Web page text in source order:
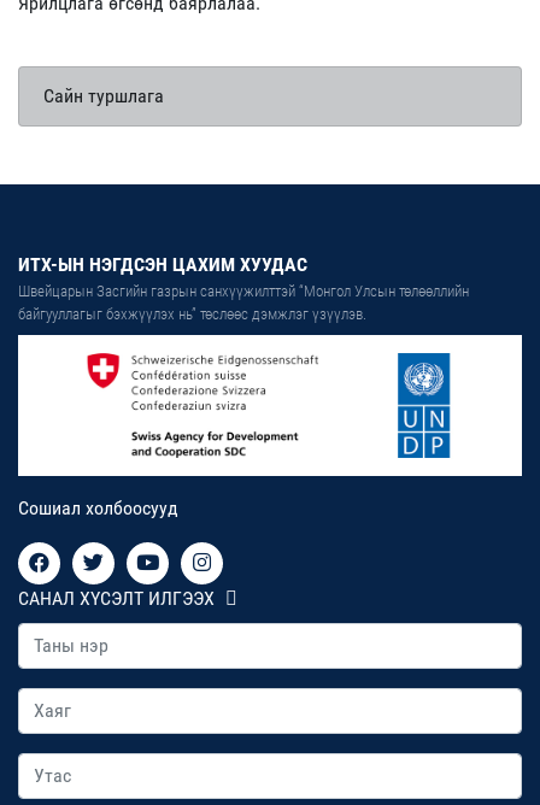
Сайн туршлага
ИТХ-ЫН НЭГДСЭН ЦАХИМ ХУУДАС
Швейцарын Засгийн газрын санхүүжилттэй “Монгол Улсын төлөөллийн
байгууллагыг бэхжүүлэх нь” төслөөс дэмжлэг үзүүлэв.
Сошиал холбоосууд
САНАЛ ХҮСЭЛТ ИЛГЭЭХ